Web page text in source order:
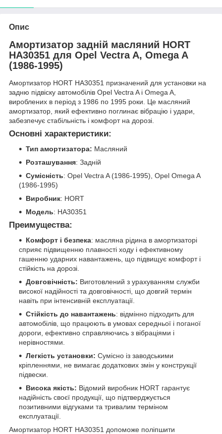
Опис
Амортизатор задній масляний HORT
HA30351 для Opel Vectra A, Omega A
(1986-1995)
Амортизатор HORT HA30351 призначений для установки на
задню підвіску автомобілів Opel Vectra A і Omega A,
вироблених в період з 1986 по 1995 роки. Це масляний
амортизатор, який ефективно поглинає вібрацію і удари,
забезпечує стабільність і комфорт на дорозі.
Основні характеристики:
Тип амортизатора: Масляний
Розташування: Задній
Сумісність: Opel Vectra A (1986-1995), Opel Omega A
(1986-1995)
Виробник: HORT
Модель: HA30351
Преимущества:
Комфорт і безпека: масляна рідина в амортизаторі
сприяє підвищенню плавності ходу і ефективному
гашенню ударних навантажень, що підвищує комфорт і
стійкість на дорозі.
Довговічність: Виготовлений з урахуванням служби
високої надійності та довговічності, що довгий термін
навіть при інтенсивній експлуатації.
Стійкість до навантажень: відмінно підходить для
автомобілів, що працюють в умовах середньої і поганої
дороги, ефективно справляючись з вібраціями і
нерівностями.
Легкість установки: Сумісно із заводськими
кріпленнями, не вимагає додаткових змін у конструкції
підвески.
Висока якість: Відомий виробник HORT гарантує
надійність своєї продукції, що підтверджується
позитивними відгуками та тривалим терміном
експлуатації.
Амортизатор HORT HA30351 допоможе поліпшити